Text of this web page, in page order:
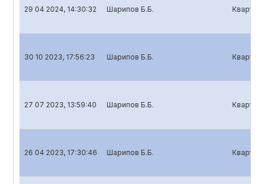
29 04 2024, 14:30:32 Шарипов Б.Б.
30 10 2023, 17:56:23 Шарипов Б.Б.
27 07 2023, 13:59:40 Шарипов Б.Б.
26 04 2023, 17:30:46 Шарипов Б.Б.